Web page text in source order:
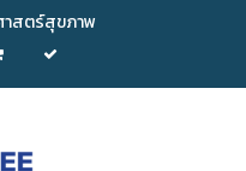
าสตร์สุขภาพ